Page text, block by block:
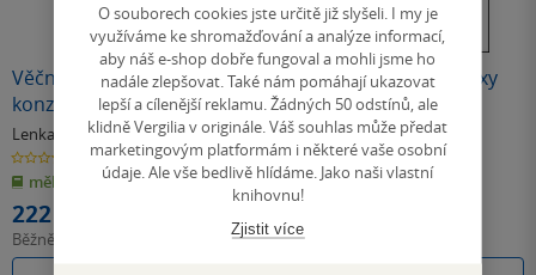
Věčná vzpoura v srdci
konzervativce
Lenka Jaklová,Alexander Tomský
0.0
z
5
hvězdiček
měkká vazba
222 Kč
Běžně
Úžas, radost a paradoxy
života podle G. K.
Chestertona
Alexander Tomský
0.0
z
5
hvězdiček
měkká vazba
133 Kč
Běžně
O souborech cookies jste určitě již slyšeli. I my je
využíváme ke shromažďování a analýze informací,
aby náš e-shop dobře fungoval a mohli jsme ho
nadále zlepšovat. Také nám pomáhají ukazovat
lepší a cílenější reklamu. Žádných 50 odstínů, ale
klidně Vergilia v originále. Váš souhlas může předat
marketingovým platformám i některé vaše osobní
údaje. Ale vše bedlivě hlídáme. Jako naši vlastní
knihovnu!
Zjistit více